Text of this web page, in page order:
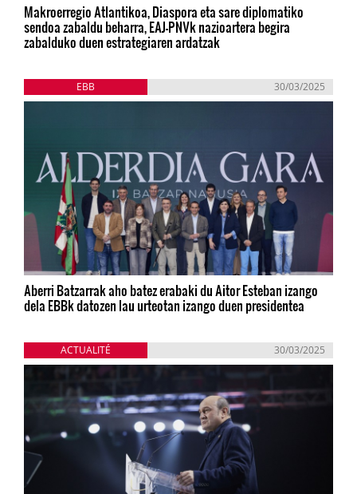
Makroerregio Atlantikoa, Diaspora eta sare diplomatiko
sendoa zabaldu beharra, EAJ-PNVk nazioartera begira
zabalduko duen estrategiaren ardatzak
EBB 30/03/2025
Aberri Batzarrak aho batez erabaki du Aitor Esteban izango
dela EBBk datozen lau urteotan izango duen presidentea
ACTUALITÉ 30/03/2025